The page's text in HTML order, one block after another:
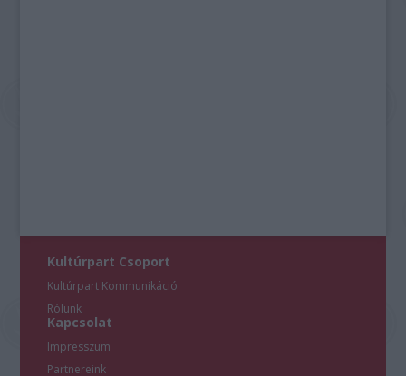
Kultúrpart Csoport
Kultúrpart Kommunikáció
Rólunk
Kapcsolat
Impresszum
Partnereink